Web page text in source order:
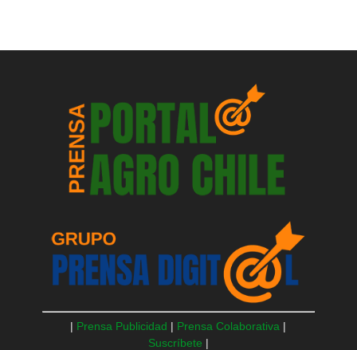
| Prensa Publicidad | Prensa Colaborativa |
Suscríbete |